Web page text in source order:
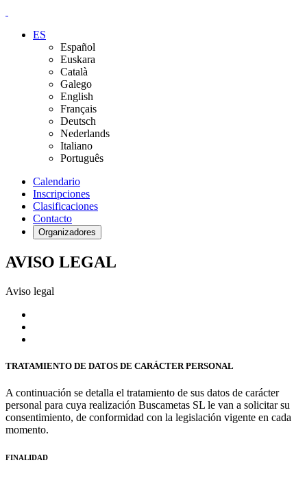
ES
Español
Euskara
Català
Galego
English
Français
Deutsch
Nederlands
Italiano
Português
Calendario
Inscripciones
Clasificaciones
Contacto
Organizadores
AVISO LEGAL
Aviso legal
TRATAMIENTO DE DATOS DE CARÁCTER PERSONAL
A continuación se detalla el tratamiento de sus datos de carácter
personal para cuya realización Buscametas SL le van a solicitar su
consentimiento, de conformidad con la legislación vigente en cada
momento.
FINALIDAD